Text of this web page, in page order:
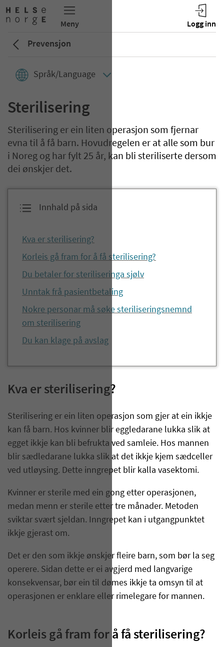
Prevensjon
Språk/Language
Sterilisering
Sterilisering er ein liten operasjon som fjernar
evna til å få barn. Hovudregelen er at alle som bur
i Noreg og har fylt 25 år, kan bli steriliserte dersom
dei ønskjer det.
Innhald på sida
Kva er sterilisering?
Korleis gå fram for å få sterilisering?
Du betaler for steriliseringa sjølv
Unntak frå pasientbetaling
Nokre personar må søke steriliseringsnemnd
om sterilisering
Du kan klage på avslag
Kva er sterilisering?
Sterilisering er ein liten operasjon som gjer at ein ikkje
kan få barn. Hos kvinner blir eggledarane lukka slik at
egget ikkje kan bli befrukta ved samleie. Hos mannen
blir sædledarane lukka slik at det ikkje kjem sædceller
ved utløysing. Dette inngrepet blir kalla vasektomi.
Kvinner er sterile med ein gong etter operasjonen,
medan menn er sterile etter tre månader. Metoden
sviktar svært sjeldan. Inngrepet kan i utgangpunktet
ikkje gjerast om.
Det er den som ikkje ønskjer fleire barn, som bør la seg
operere. Sidan dette er ei avgjerd med langvarige
konsekvensar, bør ein til dømes ikkje ta omsyn til at
operasjonen er enklare eller rimelegare for mannen.
Korleis gå fram for å få sterilisering?